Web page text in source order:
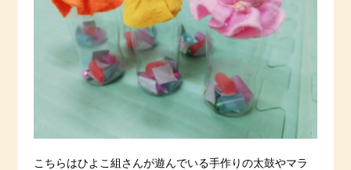
こちらはひよこ組さんが遊んでいる手作りの太鼓やマラ